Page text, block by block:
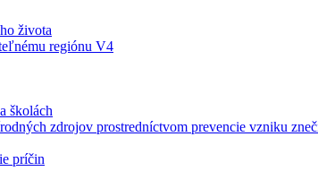
života
regiónu V4
školách
zdrojov prostredníctvom prevencie vzniku
príčin